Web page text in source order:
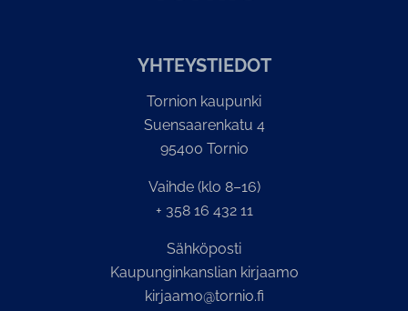
YH­TEYS­TIE­DOT
Tornion kaupunki
Suensaarenkatu 4
95400 Tornio
Vaihde (klo 8–16)
+ 358 16 432 11
Sähköposti
Kaupunginkanslian kirjaamo
kirjaamo@tornio.fi